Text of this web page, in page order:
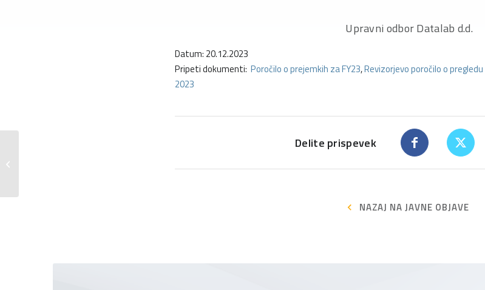
Upravni odbor Datalab d.d.
Datum: 20.12.2023
Pripeti dokumenti:Poročilo o prejemkih za FY23,Revizorjevo poročilo o
2023
Delite prispevek
NAZAJ NA JAVNE OBJAVE